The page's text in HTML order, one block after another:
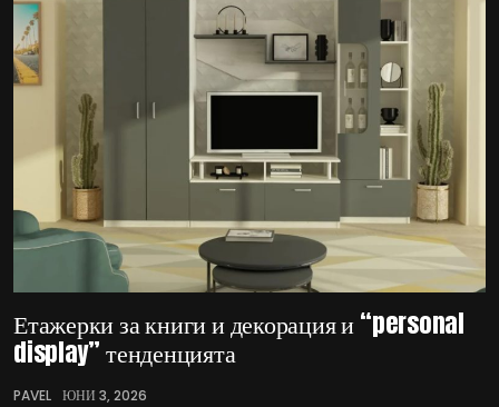
Етажерки за книги и декорация и “personal
display” тенденцията
PAVEL ЮНИ 3, 2026